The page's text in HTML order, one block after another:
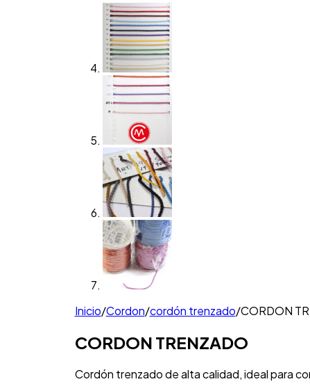
Inicio/Cordon/cordón trenzado/CORDON
CORDON TRENZADO
Cordón trenzado de alta calidad, ideal para